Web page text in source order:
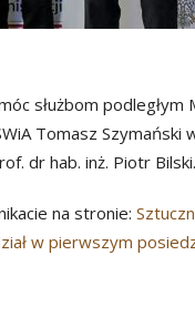
służbom
Tomasz
dr hab. inż. Piotr Bilski.
na stronie:
w pierwszym